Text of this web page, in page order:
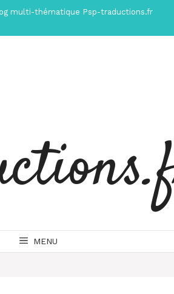
multi-thématique Psp-traductions.fr
MENU